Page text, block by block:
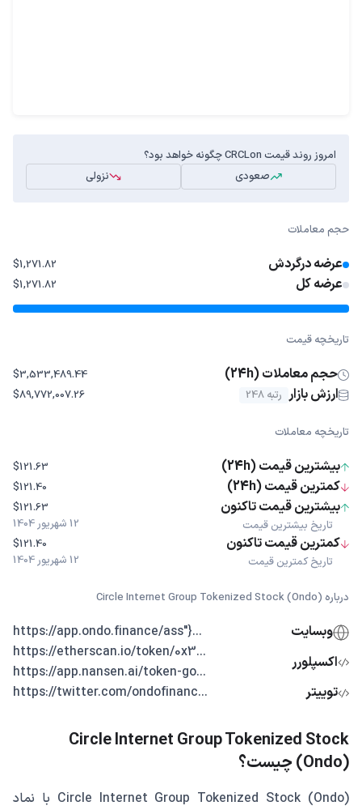
امروز روند قیمت CRCLon چگونه خواهد بود؟
صعودی
نزولی
حجم معاملات
عرضه درگردش $1,271.82
عرضه کل $1,271.82
تاریخچه قیمت
حجم معاملات (24h) $3,533,489.44
ارزش بازار رتبه 248 $89,772,007.26
تاریخچه معاملات
بیشترین قیمت (24h) $121.63
کمترین قیمت (24h) $121.40
بیشترین قیمت تاکنون
تاریخ بیشترین قیمت
$121.63
12 شهریور 1404
کمترین قیمت تاکنون
تاریخ کمترین قیمت
$121.40
12 شهریور 1404
درباره Circle Internet Group Tokenized Stock (Ondo)
وبسایت
...{"https://app.ondo.finance/ass
اکسپلورر
...https://etherscan.io/token/0x3
...https://app.nansen.ai/token-go
توییتر
...https://twitter.com/ondofinanc
Circle Internet Group Tokenized Stock
(Ondo) چیست؟
Circle Internet Group Tokenized Stock (Ondo) با نماد